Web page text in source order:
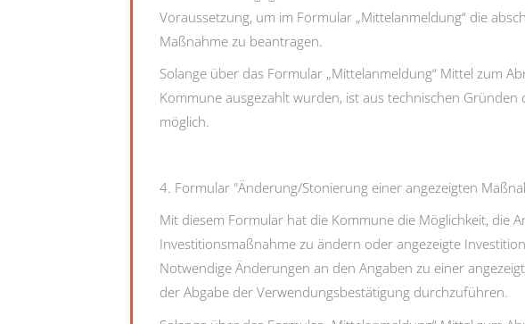
Voraussetzung, um im Formular „Mittelanmeldung“ die
Maßnahme zu beantragen.
Solange über das Formular „Mittelanmeldung“ Mittel zum
Kommune ausgezahlt wurden, ist aus technischen Gründen
möglich.
4. Formular "Änderung/Stonierung einer angezeigten
Mit diesem Formular hat die Kommune die Möglichkeit, die
Investitionsmaßnahme zu ändern oder angezeigte
Notwendige Änderungen an den Angaben zu einer
der Abgabe der Verwendungsbestätigung durchzuführen.